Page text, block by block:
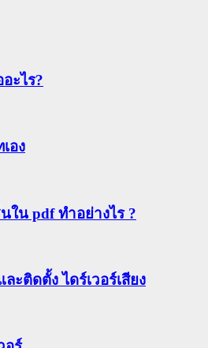
ะไร?
อง
ใน pdf ทำอย่างไร ?
ะติดตั้ง ไดร์เวอร์เสียง